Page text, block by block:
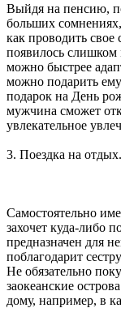
Выйдя на пенсию,
больших
как проводить свое
появилось слишком
можно быстрее
можно подарить
подарок на День
мужчина сможет
увлекательное
3. Поездка на отдых.
Самостоятельно
захочет куда-либо
предназначен для
поблагодарит
Не обязательно
заокеанские
дому, например, в